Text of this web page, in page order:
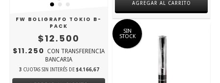
FW BOLIGRAFO TOKIO B-
PACK
$12.500
$11.250 CON TRANSFERENCIA
BANCARIA
3 CUOTAS SIN INTERÉS DE $4.166,67
SIN
STOCK